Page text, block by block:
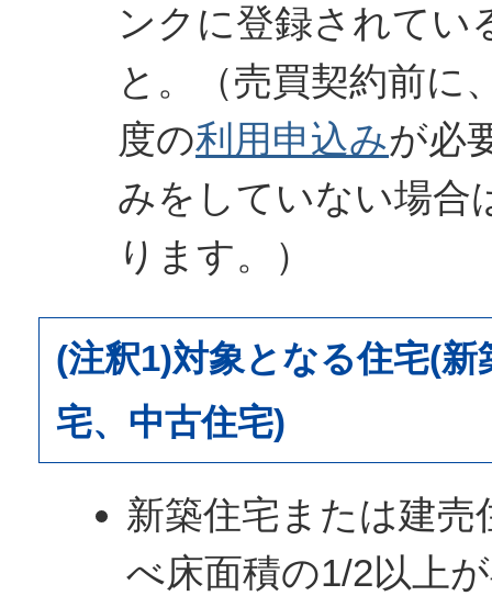
ンクに登録されてい
と。（売買契約前に
度の利用申込みが必
みをしていない場合
ります。）
(注釈1)対象となる住宅(新
宅、中古住宅)
新築住宅または建売
べ床面積の1/2以上